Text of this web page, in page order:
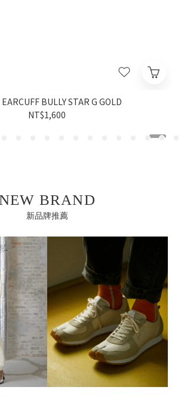
EARCUFF BULLY STAR G GOLD
NT$1,600
BRAND
新品牌推薦